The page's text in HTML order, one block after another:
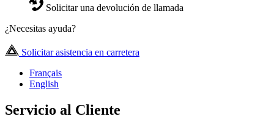
Solicitar una devolución de llamada
¿Necesitas ayuda?
Solicitar asistencia en carretera
Français
English
Servicio al Cliente